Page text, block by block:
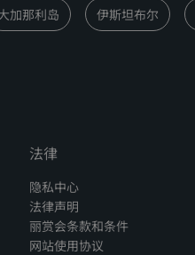
加那利岛 伊斯坦布尔
法律
隐私中心
法律声明
丽赏会条款和条件
网站使用协议